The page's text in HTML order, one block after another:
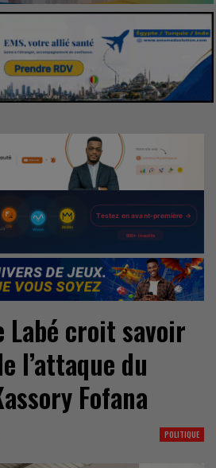
Labé croit savoir
l’attaque du
Fofana
POLITIQUE